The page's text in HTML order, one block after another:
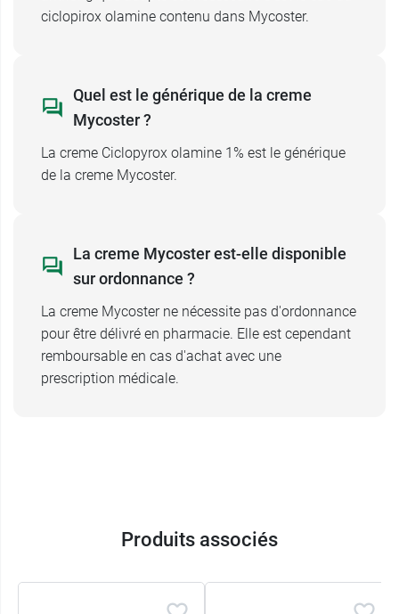
ciclopirox olamine contenu dans Mycoster.
Quel est le générique de la creme
Mycoster ?
La creme Ciclopyrox olamine 1% est le générique
de la creme Mycoster.
La creme Mycoster est-elle disponible
sur ordonnance ?
La creme Mycoster ne nécessite pas d'ordonnance
pour être délivré en pharmacie. Elle est cependant
remboursable en cas d'achat avec une
prescription médicale.
Produits associés